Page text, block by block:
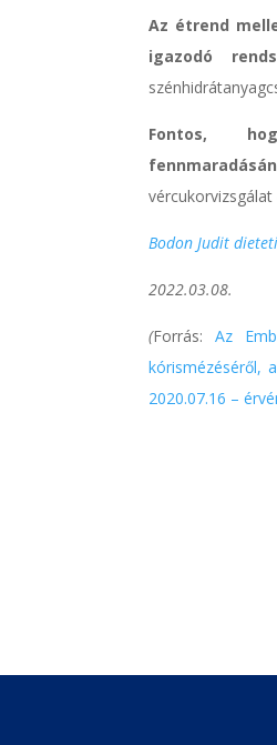
Az étrend
igazodó
Fontos,
Bodon Judit
2022.03.08.
(Forrás:Az
kórismézéséről,
2020.07.16 –